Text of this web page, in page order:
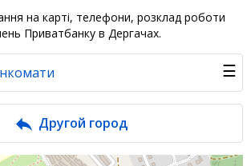
на карті, телефони, розклад роботи
Приватбанку в Дергачах.
☰
Другой город